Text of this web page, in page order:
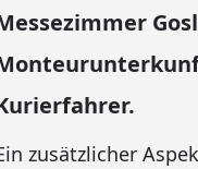
zusätzlicher